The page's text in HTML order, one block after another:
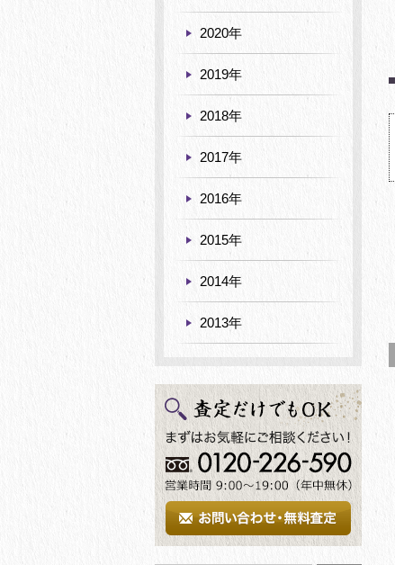
2020年
2019年
2018年
2017年
2016年
2015年
2014年
2013年